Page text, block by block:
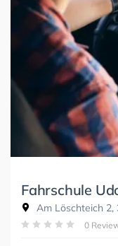
Fahrschule
Am Löschteich
0